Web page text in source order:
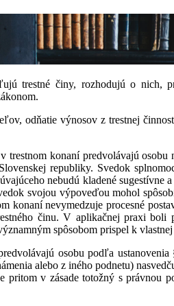
trestné činy, rozhodujú o nich,
odňatie výnosov z trestnej
konaní predvolávajú osobu
republiky. Svedok
nebudú kladené sugestívne
svojou výpoveďou mohol
nevymedzuje procesné
činu. V aplikačnej praxi
spôsobom prispel k
osobu podľa
alebo z iného podnetu)
v zásade totožný s právnou